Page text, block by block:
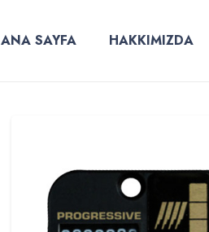
ANA SAYFA HAKKIMIZDA